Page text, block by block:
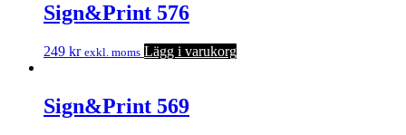
Sign&Print 576
249 kr exkl. moms Lägg i varukorg
Sign&Print 569